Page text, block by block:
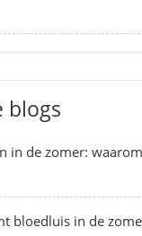
blogs
in de zomer:
bloedluis in de